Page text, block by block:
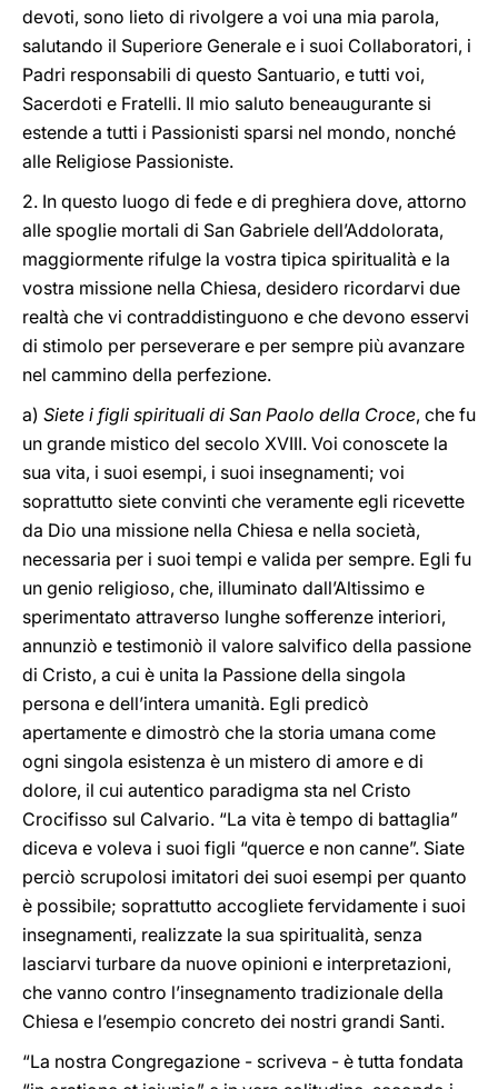
devoti, sono lieto di rivolgere a voi una mia parola,
salutando il Superiore Generale e i suoi Collaboratori, i
Padri responsabili di questo Santuario, e tutti voi,
Sacerdoti e Fratelli. Il mio saluto beneaugurante si
estende a tutti i Passionisti sparsi nel mondo, nonché
alle Religiose Passioniste.
2. In questo luogo di fede e di preghiera dove, attorno
alle spoglie mortali di San Gabriele dell’Addolorata,
maggiormente rifulge la vostra tipica spiritualità e la
vostra missione nella Chiesa, desidero ricordarvi due
realtà che vi contraddistinguono e che devono esservi
di stimolo per perseverare e per sempre più avanzare
nel cammino della perfezione.
a) Siete i figli spirituali di San Paolo della Croce, che fu
un grande mistico del secolo XVIII. Voi conoscete la
sua vita, i suoi esempi, i suoi insegnamenti; voi
soprattutto siete convinti che veramente egli ricevette
da Dio una missione nella Chiesa e nella società,
necessaria per i suoi tempi e valida per sempre. Egli fu
un genio religioso, che, illuminato dall’Altissimo e
sperimentato attraverso lunghe sofferenze interiori,
annunziò e testimoniò il valore salvifico della passione
di Cristo, a cui è unita la Passione della singola
persona e dell’intera umanità. Egli predicò
apertamente e dimostrò che la storia umana come
ogni singola esistenza è un mistero di amore e di
dolore, il cui autentico paradigma sta nel Cristo
Crocifisso sul Calvario. “La vita è tempo di battaglia”
diceva e voleva i suoi figli “querce e non canne”. Siate
perciò scrupolosi imitatori dei suoi esempi per quanto
è possibile; soprattutto accogliete fervidamente i suoi
insegnamenti, realizzate la sua spiritualità, senza
lasciarvi turbare da nuove opinioni e interpretazioni,
che vanno contro l’insegnamento tradizionale della
Chiesa e l’esempio concreto dei nostri grandi Santi.
“La nostra Congregazione - scriveva - è tutta fondata